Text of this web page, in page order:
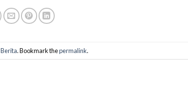
Berita. Bookmark thepermalink.